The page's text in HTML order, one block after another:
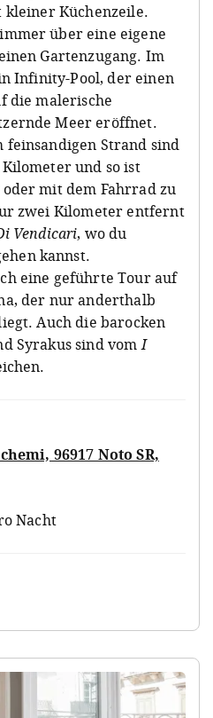
kleiner Küchenzeile.
über eine eigene
Gartenzugang. Im
Infinity-Pool, der einen
die malerische
Meer eröffnet.
feinsandigen Strand sind
und so ist
mit dem Fahrrad zu
zwei Kilometer entfernt
Vendicari, wo du
kannst.
eine geführte Tour auf
der nur anderthalb
Auch die barocken
Syrakus sind vomI
96917 Noto SR,
Nacht